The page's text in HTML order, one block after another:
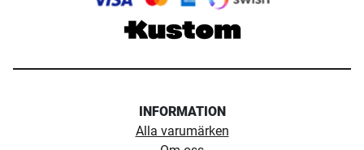
INFORMATION
Alla varumärken